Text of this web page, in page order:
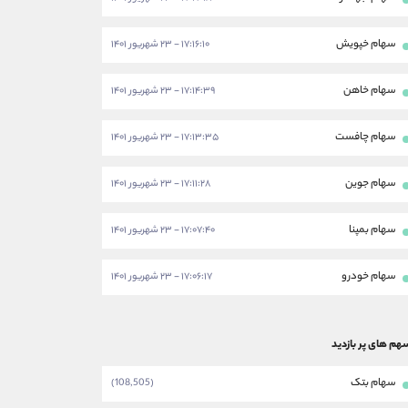
سهام خپویش ۱۷:۱۶:۱۰ - ۲۳ شهریور ۱۴۰۱
سهام خاهن ۱۷:۱۴:۳۹ - ۲۳ شهریور ۱۴۰۱
سهام چافست ۱۷:۱۳:۳۵ - ۲۳ شهریور ۱۴۰۱
سهام جوین ۱۷:۱۱:۲۸ - ۲۳ شهریور ۱۴۰۱
سهام بمپنا ۱۷:۰۷:۴۰ - ۲۳ شهریور ۱۴۰۱
سهام خودرو ۱۷:۰۶:۱۷ - ۲۳ شهریور ۱۴۰۱
های پر بازدید
سهام بتک (108,505)